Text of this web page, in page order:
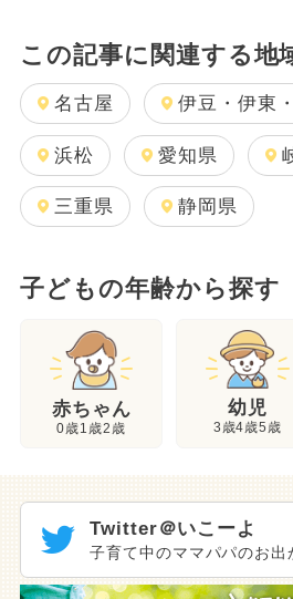
この記事に関連する地
名古屋 伊豆・伊東
浜松 愛知県
三重県 静岡県
子どもの年齢から探す
赤ちゃん
0歳1歳2歳
幼児
3歳4歳5歳
Twitter＠いこーよ
子育て中のママパパのお出